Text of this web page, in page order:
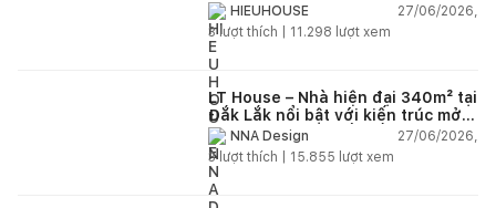
HIEUHOUSE
27/06/2026,
3lượt thích | 11.298 lượt xem
LT House – Nhà hiện đại 340m² tại
Đắk Lắk nổi bật với kiến trúc mở
và hệ sân vườn kết nối thiên
nhiên
NNA Design
27/06/2026,
3lượt thích | 15.855 lượt xem